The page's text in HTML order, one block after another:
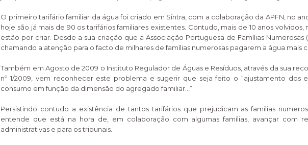
O primeiro tarifário familiar da água foi criado em Sintra, com a colaboração da APFN, no
hoje são já mais de 90 os tarifários familiares existentes. Contudo, mais de 10 anos volvidos,
estão por criar. Desde a sua criação que a Associação Portuguesa de Famílias Numerosas
chamando a atenção para o facto de milhares de famílias numerosas pagarem a água mais
Também em Agosto de 2009 o Instituto Regulador de Águas e Resíduos, através da sua
nº 1/2009, vem reconhecer este problema e sugerir que seja feito o “ajustamento dos
consumo em função da dimensão do agregado familiar…”.
Persistindo contudo a existência de tantos tarifários que prejudicam as famílias
entende que está na hora de, em colaboração com algumas famílias, avançar com
administrativas e para os tribunais.